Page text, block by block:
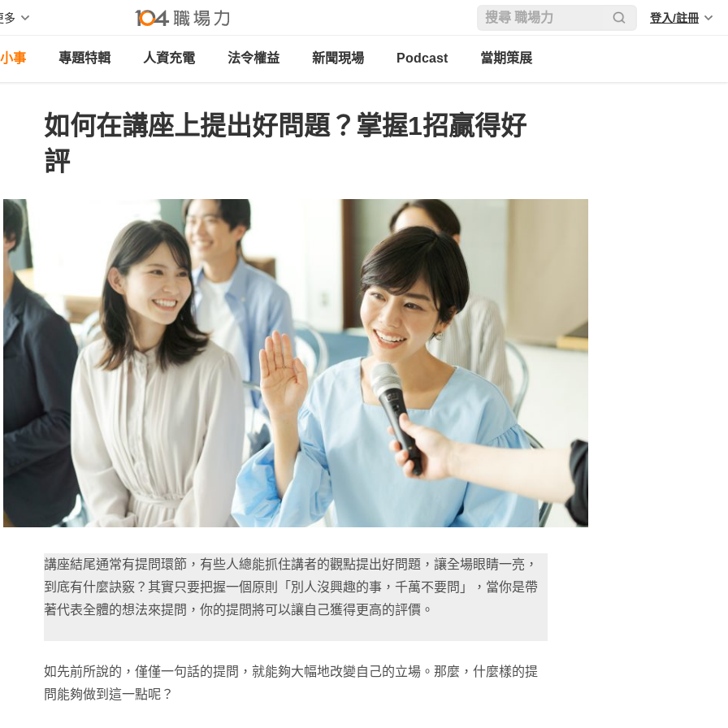
多 登入/註冊
事 專題特輯 人資充電 法令權益 新聞現場 Podcast 當期策展
如何在講座上提出好問題？掌握1招贏得好
評
講座結尾通常有提問環節，有些人總能抓住講者的觀點提出好問題，讓全場眼睛一亮，
到底有什麼訣竅？其實只要把握一個原則「別人沒興趣的事，千萬不要問」，當你是帶
著代表全體的想法來提問，你的提問將可以讓自己獲得更高的評價。
如先前所說的，僅僅一句話的提問，就能夠大幅地改變自己的立場。那麼，什麼樣的提
問能夠做到這一點呢？